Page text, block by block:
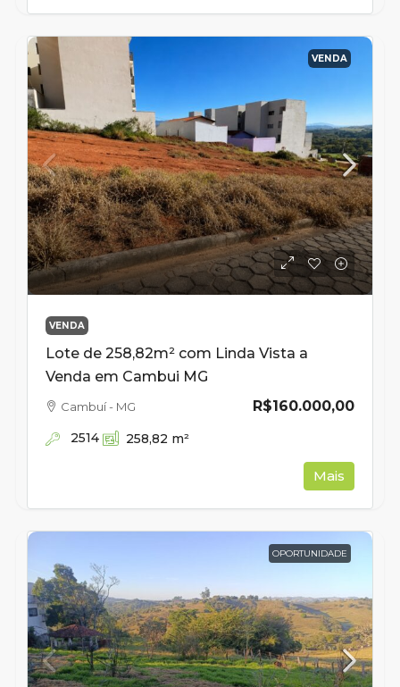
VENDA
VENDA
Lote de 258,82m² com Linda Vista a
Venda em Cambui MG
R$160.000,00
Cambuí - MG
2514 258,82 m²
Mais
OPORTUNIDADE